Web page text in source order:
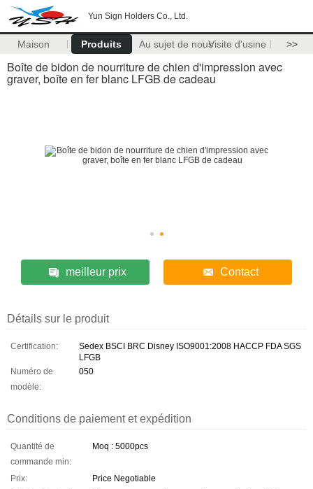
Yun Sign Holders Co., Ltd.
Maison Produits Au sujet de nousVisite d'usine >>
Boîte de bidon de nourriture de chien d'impression avec
graver, boîte en fer blanc LFGB de cadeau
meilleur prix Contact
Détails sur le produit
Certification:
Sedex BSCI BRC Disney ISO9001:2008 HACCP FDA SGS
LFGB
Numéro de
modèle:
050
Conditions de paiement et expédition
Quantité de
commande min:
Moq : 5000pcs
Prix:
Price Negotiable